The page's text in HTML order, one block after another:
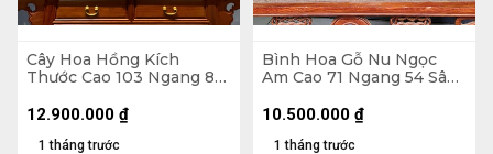
Cây Hoa Hồng Kích
Thước Cao 103 Ngang 80
Ngư - Lá Gỗ Sưa - Thân
Rễ Nhai Bách
1 tháng trước
12.900.000 ₫
Bình Hoa Gỗ Nu Ngọc
Am Cao 71 Ngang 54 Sâu
Đường Kính 18 (cm)
1 tháng trước
10.500.000 ₫